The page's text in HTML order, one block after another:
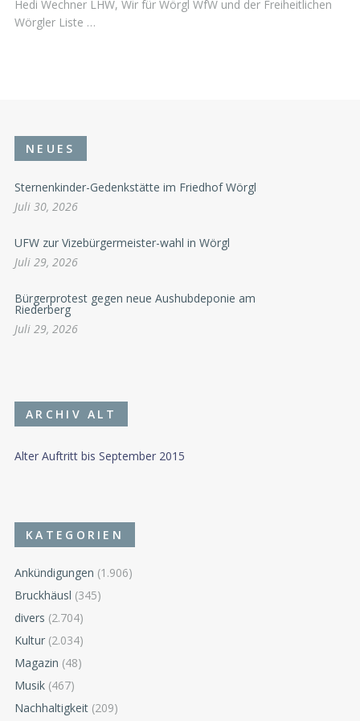
Hedi Wechner LHW, Wir für Wörgl WfW und der Freiheitlichen
Wörgler Liste …
NEUES
Sternenkinder-Gedenkstätte im Friedhof Wörgl
Juli 30, 2026
UFW zur Vizebürgermeister-wahl in Wörgl
Juli 29, 2026
Bürgerprotest gegen neue Aushubdeponie am
Riederberg
Juli 29, 2026
ARCHIV ALT
Alter Auftritt bis September 2015
KATEGORIEN
Ankündigungen (1.906)
Bruckhäusl (345)
divers (2.704)
Kultur (2.034)
Magazin (48)
Musik (467)
Nachhaltigkeit (209)